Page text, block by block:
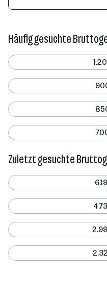
Häufig gesuchte
Zuletzt gesuchte